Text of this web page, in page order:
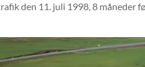
den 11. juli 1998, 8 måneder